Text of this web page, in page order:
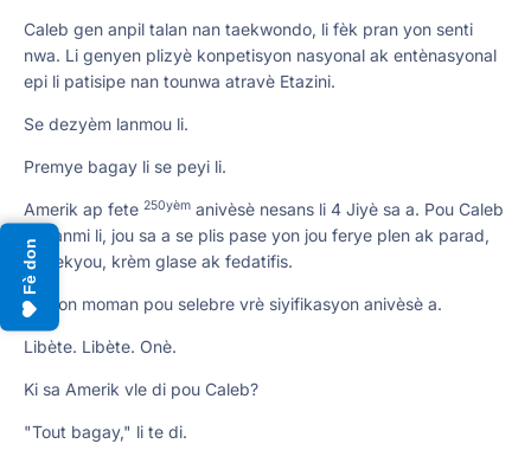
Fè don
Caleb gen anpil talan nan taekwondo, li fèk pran yon senti
nwa. Li genyen plizyè konpetisyon nasyonal ak entènasyonal
epi li patisipe nan tounwa atravè Etazini.
Se dezyèm lanmou li.
Premye bagay li se peyi li.
Amerik ap fete 250yèm anivèsè nesans li 4 Jiyè sa a. Pou Caleb
ak fanmi li, jou sa a se plis pase yon jou ferye plen ak parad,
babekyou, krèm glase ak fedatifis.
Se yon moman pou selebre vrè siyifikasyon anivèsè a.
Libète. Libète. Onè.
Ki sa Amerik vle di pou Caleb?
"Tout bagay," li te di.